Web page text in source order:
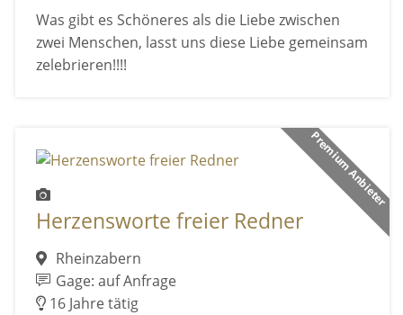
Was gibt es Schöneres als die Liebe zwischen
zwei Menschen, lasst uns diese Liebe gemeinsam
zelebrieren!!!!
Premium Anbieter
Herzensworte freier Redner
Rheinzabern
Gage: auf Anfrage
16 Jahre tätig